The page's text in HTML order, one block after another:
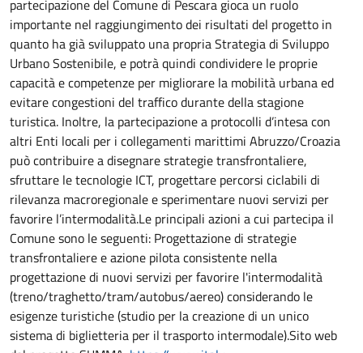
partecipazione del Comune di Pescara gioca un ruolo
importante nel raggiungimento dei risultati del progetto in
quanto ha già sviluppato una propria Strategia di Sviluppo
Urbano Sostenibile, e potrà quindi condividere le proprie
capacità e competenze per migliorare la mobilità urbana ed
evitare congestioni del traffico durante della stagione
turistica. Inoltre, la partecipazione a protocolli d’intesa con
altri Enti locali per i collegamenti marittimi Abruzzo/Croazia
può contribuire a disegnare strategie transfrontaliere,
sfruttare le tecnologie ICT, progettare percorsi ciclabili di
rilevanza macroregionale e sperimentare nuovi servizi per
favorire l’intermodalità.Le principali azioni a cui partecipa il
Comune sono le seguenti: Progettazione di strategie
transfrontaliere e azione pilota consistente nella
progettazione di nuovi servizi per favorire l'intermodalità
(treno/traghetto/tram/autobus/aereo) considerando le
esigenze turistiche (studio per la creazione di un unico
sistema di biglietteria per il trasporto intermodale).Sito web